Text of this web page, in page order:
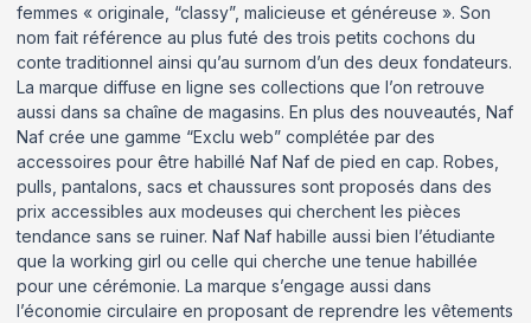
femmes « originale, “classy”, malicieuse et généreuse ». Son
nom fait référence au plus futé des trois petits cochons du
conte traditionnel ainsi qu’au surnom d’un des deux fondateurs.
La marque diffuse en ligne ses collections que l’on retrouve
aussi dans sa chaîne de magasins. En plus des nouveautés, Naf
Naf crée une gamme “Exclu web” complétée par des
accessoires pour être habillé Naf Naf de pied en cap. Robes,
pulls, pantalons, sacs et chaussures sont proposés dans des
prix accessibles aux modeuses qui cherchent les pièces
tendance sans se ruiner. Naf Naf habille aussi bien l’étudiante
que la working girl ou celle qui cherche une tenue habillée
pour une cérémonie. La marque s’engage aussi dans
l’économie circulaire en proposant de reprendre les vêtements